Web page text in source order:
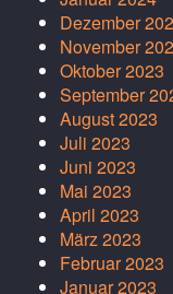
Dezember
November
Oktober 2023
September
August 2023
Juli 2023
Juni 2023
Mai 2023
April 2023
März 2023
Februar 2023
Januar 2023